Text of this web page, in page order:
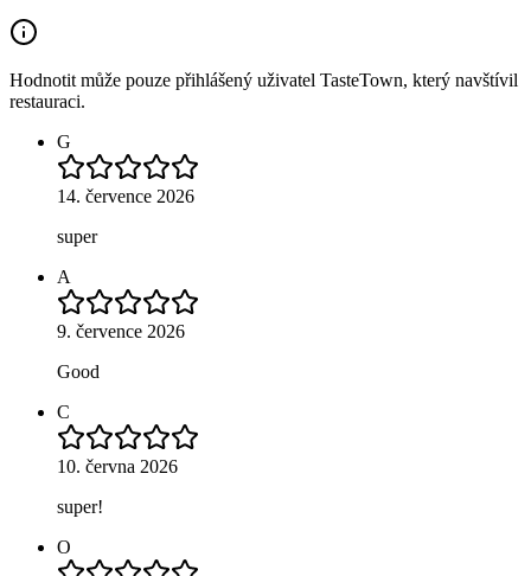
Hodnotit může pouze přihlášený uživatel TasteTown, který navštívil
restauraci.
G
14. července 2026
super
A
9. července 2026
Good
C
10. června 2026
super!
O